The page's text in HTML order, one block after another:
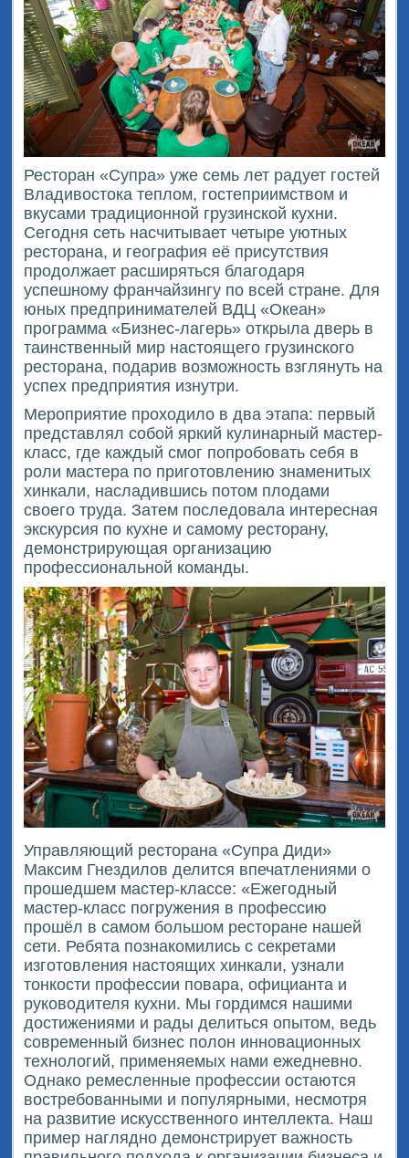
Ресторан «Супра» уже семь лет радует гостей
Владивостока теплом, гостеприимством и
вкусами традиционной грузинской кухни.
Сегодня сеть насчитывает четыре уютных
ресторана, и география её присутствия
продолжает расширяться благодаря
успешному франчайзингу по всей стране. Для
юных предпринимателей ВДЦ «Океан»
программа «Бизнес-лагерь» открыла дверь в
таинственный мир настоящего грузинского
ресторана, подарив возможность взглянуть на
успех предприятия изнутри.
Мероприятие проходило в два этапа: первый
представлял собой яркий кулинарный мастер-
класс, где каждый смог попробовать себя в
роли мастера по приготовлению знаменитых
хинкали, насладившись потом плодами
своего труда. Затем последовала интересная
экскурсия по кухне и самому ресторану,
демонстрирующая организацию
профессиональной команды.
Управляющий ресторана «Супра Диди»
Максим Гнездилов делится впечатлениями о
прошедшем мастер-классе: «Ежегодный
мастер-класс погружения в профессию
прошёл в самом большом ресторане нашей
сети. Ребята познакомились с секретами
изготовления настоящих хинкали, узнали
тонкости профессии повара, официанта и
руководителя кухни. Мы гордимся нашими
достижениями и рады делиться опытом, ведь
современный бизнес полон инновационных
технологий, применяемых нами ежедневно.
Однако ремесленные профессии остаются
востребованными и популярными, несмотря
на развитие искусственного интеллекта. Наш
пример наглядно демонстрирует важность